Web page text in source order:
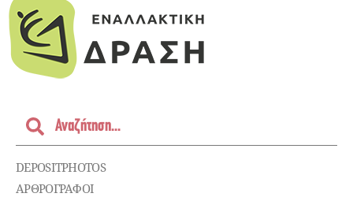
DEPOSITPHOTOS
ΑΡΘΡΟΓΡΑΦΟΙ